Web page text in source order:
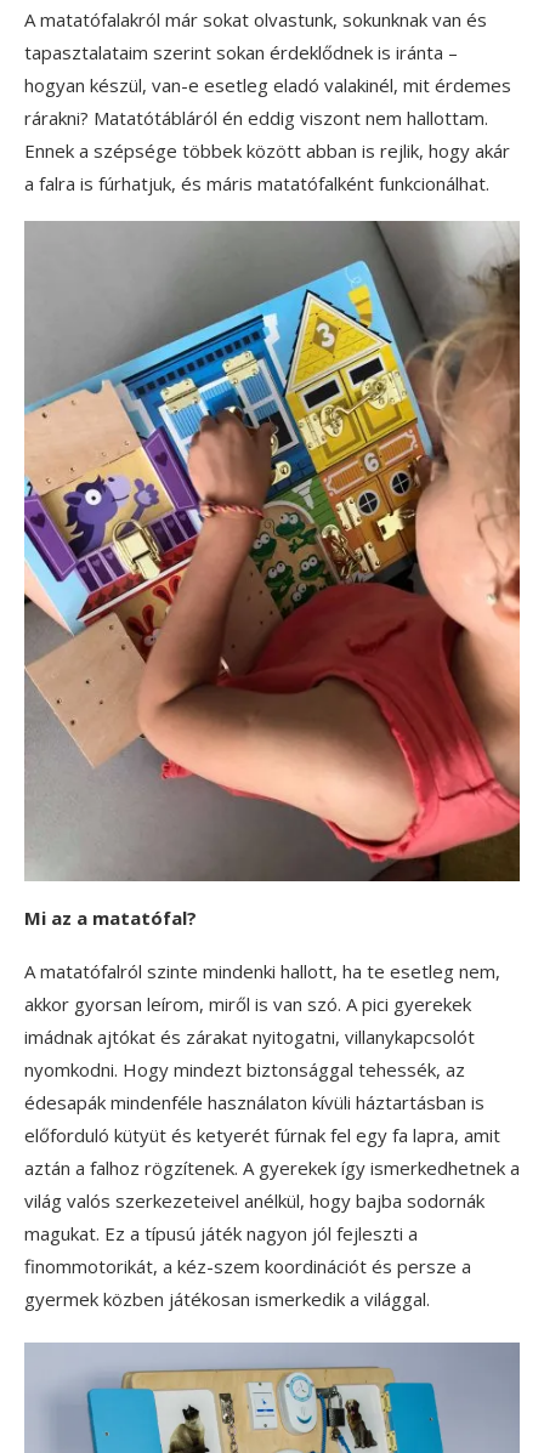
A matatófalakról már sokat olvastunk, sokunknak van és
tapasztalataim szerint sokan érdeklődnek is iránta –
hogyan készül, van-e esetleg eladó valakinél, mit érdemes
rárakni? Matatótábláról én eddig viszont nem hallottam.
Ennek a szépsége többek között abban is rejlik, hogy akár
a falra is fúrhatjuk, és máris matatófalként funkcionálhat.
Mi az a matatófal?
A matatófalról szinte mindenki hallott, ha te esetleg nem,
akkor gyorsan leírom, miről is van szó. A pici gyerekek
imádnak ajtókat és zárakat nyitogatni, villanykapcsolót
nyomkodni. Hogy mindezt biztonsággal tehessék, az
édesapák mindenféle használaton kívüli háztartásban is
előforduló kütyüt és ketyerét fúrnak fel egy fa lapra, amit
aztán a falhoz rögzítenek. A gyerekek így ismerkedhetnek a
világ valós szerkezeteivel anélkül, hogy bajba sodornák
magukat. Ez a típusú játék nagyon jól fejleszti a
finommotorikát, a kéz-szem koordinációt és persze a
gyermek közben játékosan ismerkedik a világgal.